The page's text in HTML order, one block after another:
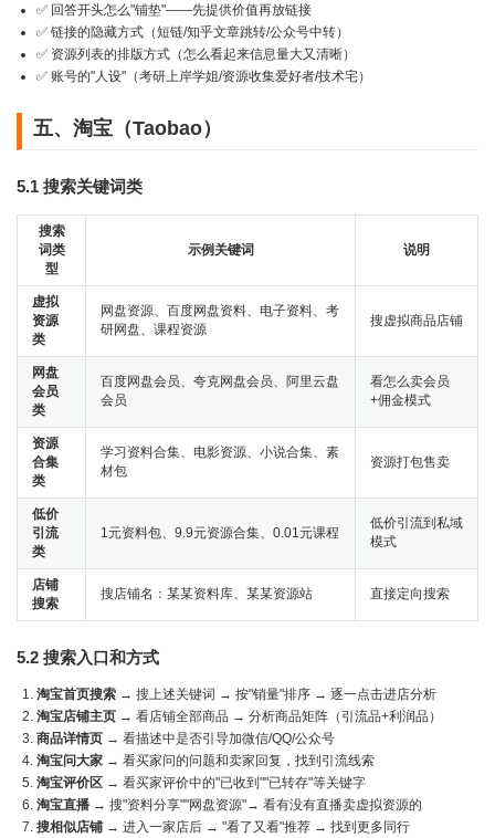
✅ 回答开头怎么"铺垫"——先提供价值再放链接
✅ 链接的隐藏方式（短链/知乎文章跳转/公众号中转）
✅ 资源列表的排版方式（怎么看起来信息量大又清晰）
✅ 账号的"人设"（考研上岸学姐/资源收集爱好者/技术宅）
五、淘宝（Taobao）
5.1 搜索关键词类
搜索
词类
型
示例关键词 说明
虚拟
资源
类
网盘资源、百度网盘资料、电子资料、考
研网盘、课程资源
搜虚拟商品店铺
网盘
会员
类
百度网盘会员、夸克网盘会员、阿里云盘
会员
看怎么卖会员
+佣金模式
资源
合集
类
学习资料合集、电影资源、小说合集、素
材包
资源打包售卖
低价
引流
类
1元资料包、9.9元资源合集、0.01元课程
低价引流到私域
模式
店铺
搜索
搜店铺名：某某资料库、某某资源站 直接定向搜索
5.2 搜索入口和方式
淘宝首页搜索 → 搜上述关键词 → 按"销量"排序 → 逐一点击进店分析
淘宝店铺主页 → 看店铺全部商品 → 分析商品矩阵（引流品+利润品）
商品详情页 → 看描述中是否引导加微信/QQ/公众号
淘宝问大家 → 看买家问的问题和卖家回复，找到引流线索
淘宝评价区 → 看买家评价中的"已收到""已转存"等关键字
淘宝直播 → 搜"资料分享""网盘资源"→ 看有没有直播卖虚拟资源的
搜相似店铺→ 进入一家店后 → "看了又看"推荐 → 找到更多同行